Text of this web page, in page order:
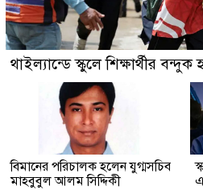
থাইল্যান্ডে স্কুলে শিক্ষার্থীর
বিমানের পরিচালক হলেন যুগ্মসচিব
মাহবুবুল আলম সিদ্দিকী